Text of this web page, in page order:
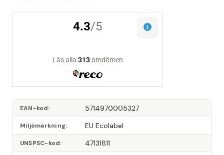
EAN-kod 5714970005327
Miljömärkning EU Ecolabel
UNSPSC-kod 47131811